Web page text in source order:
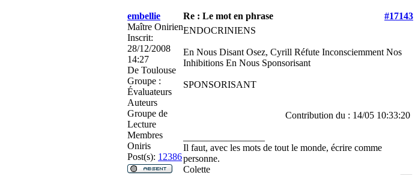
embellie Re : Le mot en phrase
#17143
Maître Onirien
Inscrit:
28/12/2008
14:27
De Toulouse
Groupe :
Évaluateurs
Auteurs
Groupe de
Lecture
Membres
Oniris
Post(s): 12386
ENDOCRINIENS
En Nous Disant Osez, Cyrill Réfute Inconsciemment Nos
Inhibitions En Nous Sponsorisant
SPONSORISANT
Contribution du : 14/05 10:33:20
Il faut, avec les mots de tout le monde, écrire comme
personne.
Colette